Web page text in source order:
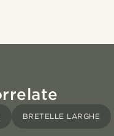
BRETELLE LARGHE